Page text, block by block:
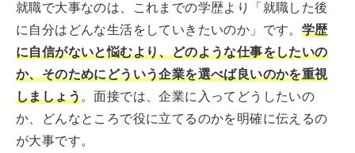
就職で大事なのは、これまでの学歴より「就職した後
に自分はどんな生活をしていきたいのか」です。 学歴
に自信がないと悩むより、どのような仕事をしたいの
か、そのためにどういう企業を選べば良いのかを重視
しましょう。面接では、企業に入ってどうしたいの
か、どんなところで役に立てるのかを明確に伝えるの
が大事です。